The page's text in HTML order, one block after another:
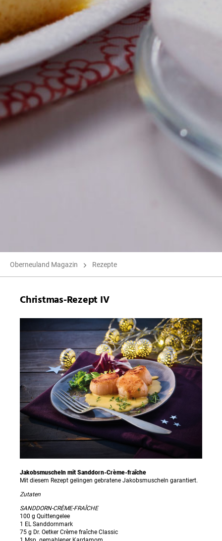
Oberneuland Magazin Rezepte
Christmas-Rezept IV
Jakobsmuscheln mit Sanddorn-Crème-fraîche
Mit diesem Rezept gelingen gebratene Jakobsmuscheln garantiert.
Zutaten
SANDDORN-CRÈME-FRAÎCHE
100 g Quittengelee
1 EL Sanddornmark
75 g Dr. Oetker Crème fraîche Classic